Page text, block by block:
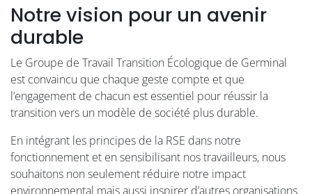
Notre vision pour un avenir
durable
Le Groupe de Travail Transition Écologique de Germinal
est convaincu que chaque geste compte et que
l’engagement de chacun est essentiel pour réussir la
transition vers un modèle de société plus durable.
En intégrant les principes de la RSE dans notre
fonctionnement et en sensibilisant nos travailleurs, nous
souhaitons non seulement réduire notre impact
environnemental mais aussi inspirer d’autres organisations